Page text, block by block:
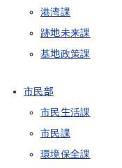
港湾課
跡地未来課
基地政策課
市民部
市民生活課
市民課
環境保全課